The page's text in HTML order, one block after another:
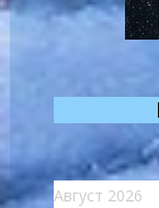
Август 2026